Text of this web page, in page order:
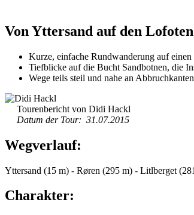
Von Yttersand auf den
Kurze, einfache Rundwanderung auf
Tiefblicke auf die Bucht Sandbotnen, die
Wege teils steil und nahe an
Tourenbericht von Didi Hackl
Datum der Tour: 31.07.2015
Wegverlauf:
Yttersand (15 m) - Røren (295 m) - Litlberget
Charakter: